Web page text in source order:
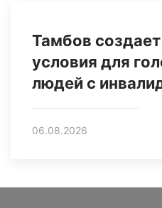
Тамбов
условия для
людей с
06.08.2026